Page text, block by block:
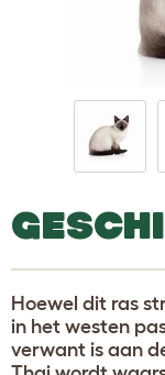
Hoewel dit ras
in het westen
verwant is aan